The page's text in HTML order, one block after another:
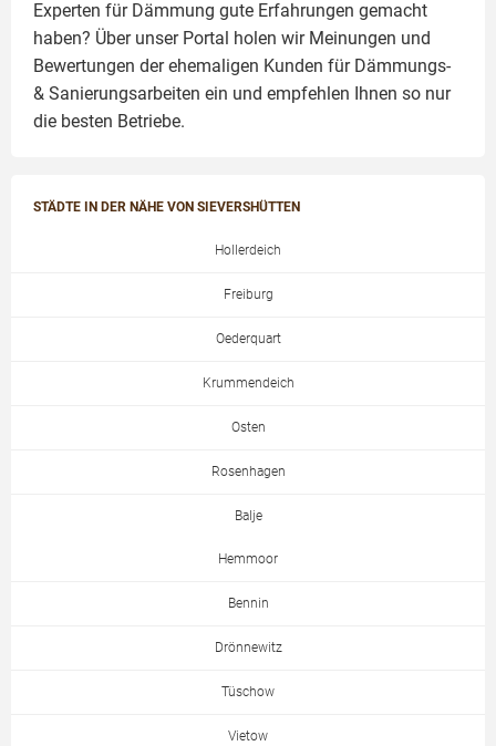
Experten für Dämmung gute Erfahrungen gemacht
haben? Über unser Portal holen wir Meinungen und
Bewertungen der ehemaligen Kunden für Dämmungs-
& Sanierungsarbeiten ein und empfehlen Ihnen so nur
die besten Betriebe.
STÄDTE IN DER NÄHE VON SIEVERSHÜTTEN
Hollerdeich
Freiburg
Oederquart
Krummendeich
Osten
Rosenhagen
Balje
Hemmoor
Bennin
Drönnewitz
Tüschow
Vietow